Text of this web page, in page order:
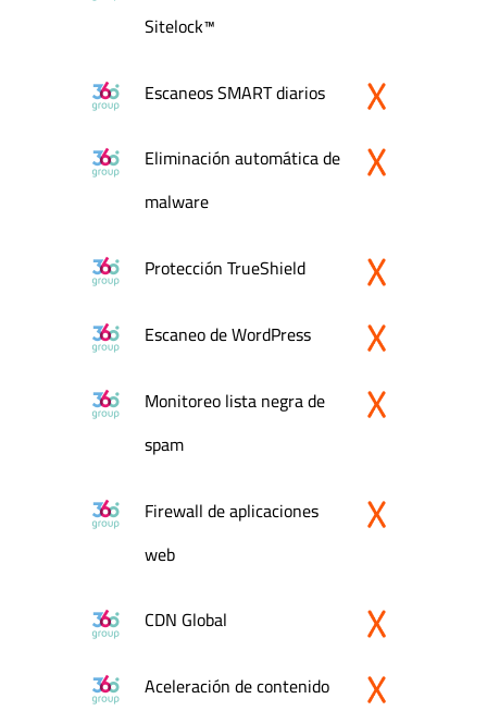
Sitelock™
Escaneos SMART diarios
Eliminación automática de
malware
Protección TrueShield
Escaneo de WordPress
Monitoreo lista negra de
spam
Firewall de aplicaciones
web
CDN Global
Aceleración de contenido